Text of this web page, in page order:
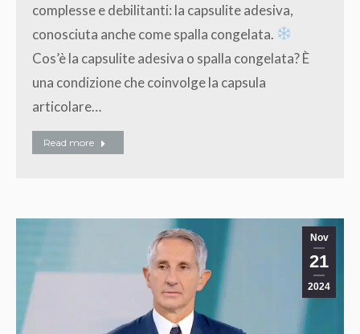
complesse e debilitanti: la capsulite adesiva,
conosciuta anche come spalla congelata.
Cos’è la capsulite adesiva o spalla congelata? È
una condizione che coinvolge la capsula
articolare…
Read more
Nov
21
2024